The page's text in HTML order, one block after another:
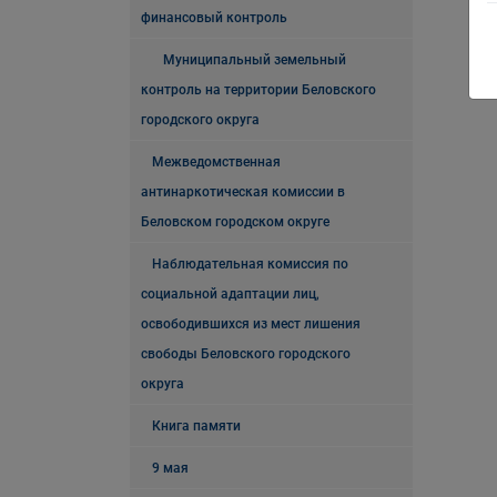
финансовый контроль
Муниципальный земельный
контроль на территории Беловского
городского округа
Межведомственная
антинаркотическая комиссии в
Беловском городском округе
Наблюдательная комиссия по
социальной адаптации лиц,
освободившихся из мест лишения
свободы Беловского городского
округа
Книга памяти
9 мая